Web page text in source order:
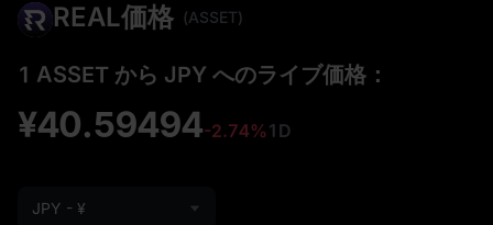
REAL価格 (ASSET)
1 ASSET から JPY へのライブ価格：
¥40.59494-2.74%1D
JPY - ¥